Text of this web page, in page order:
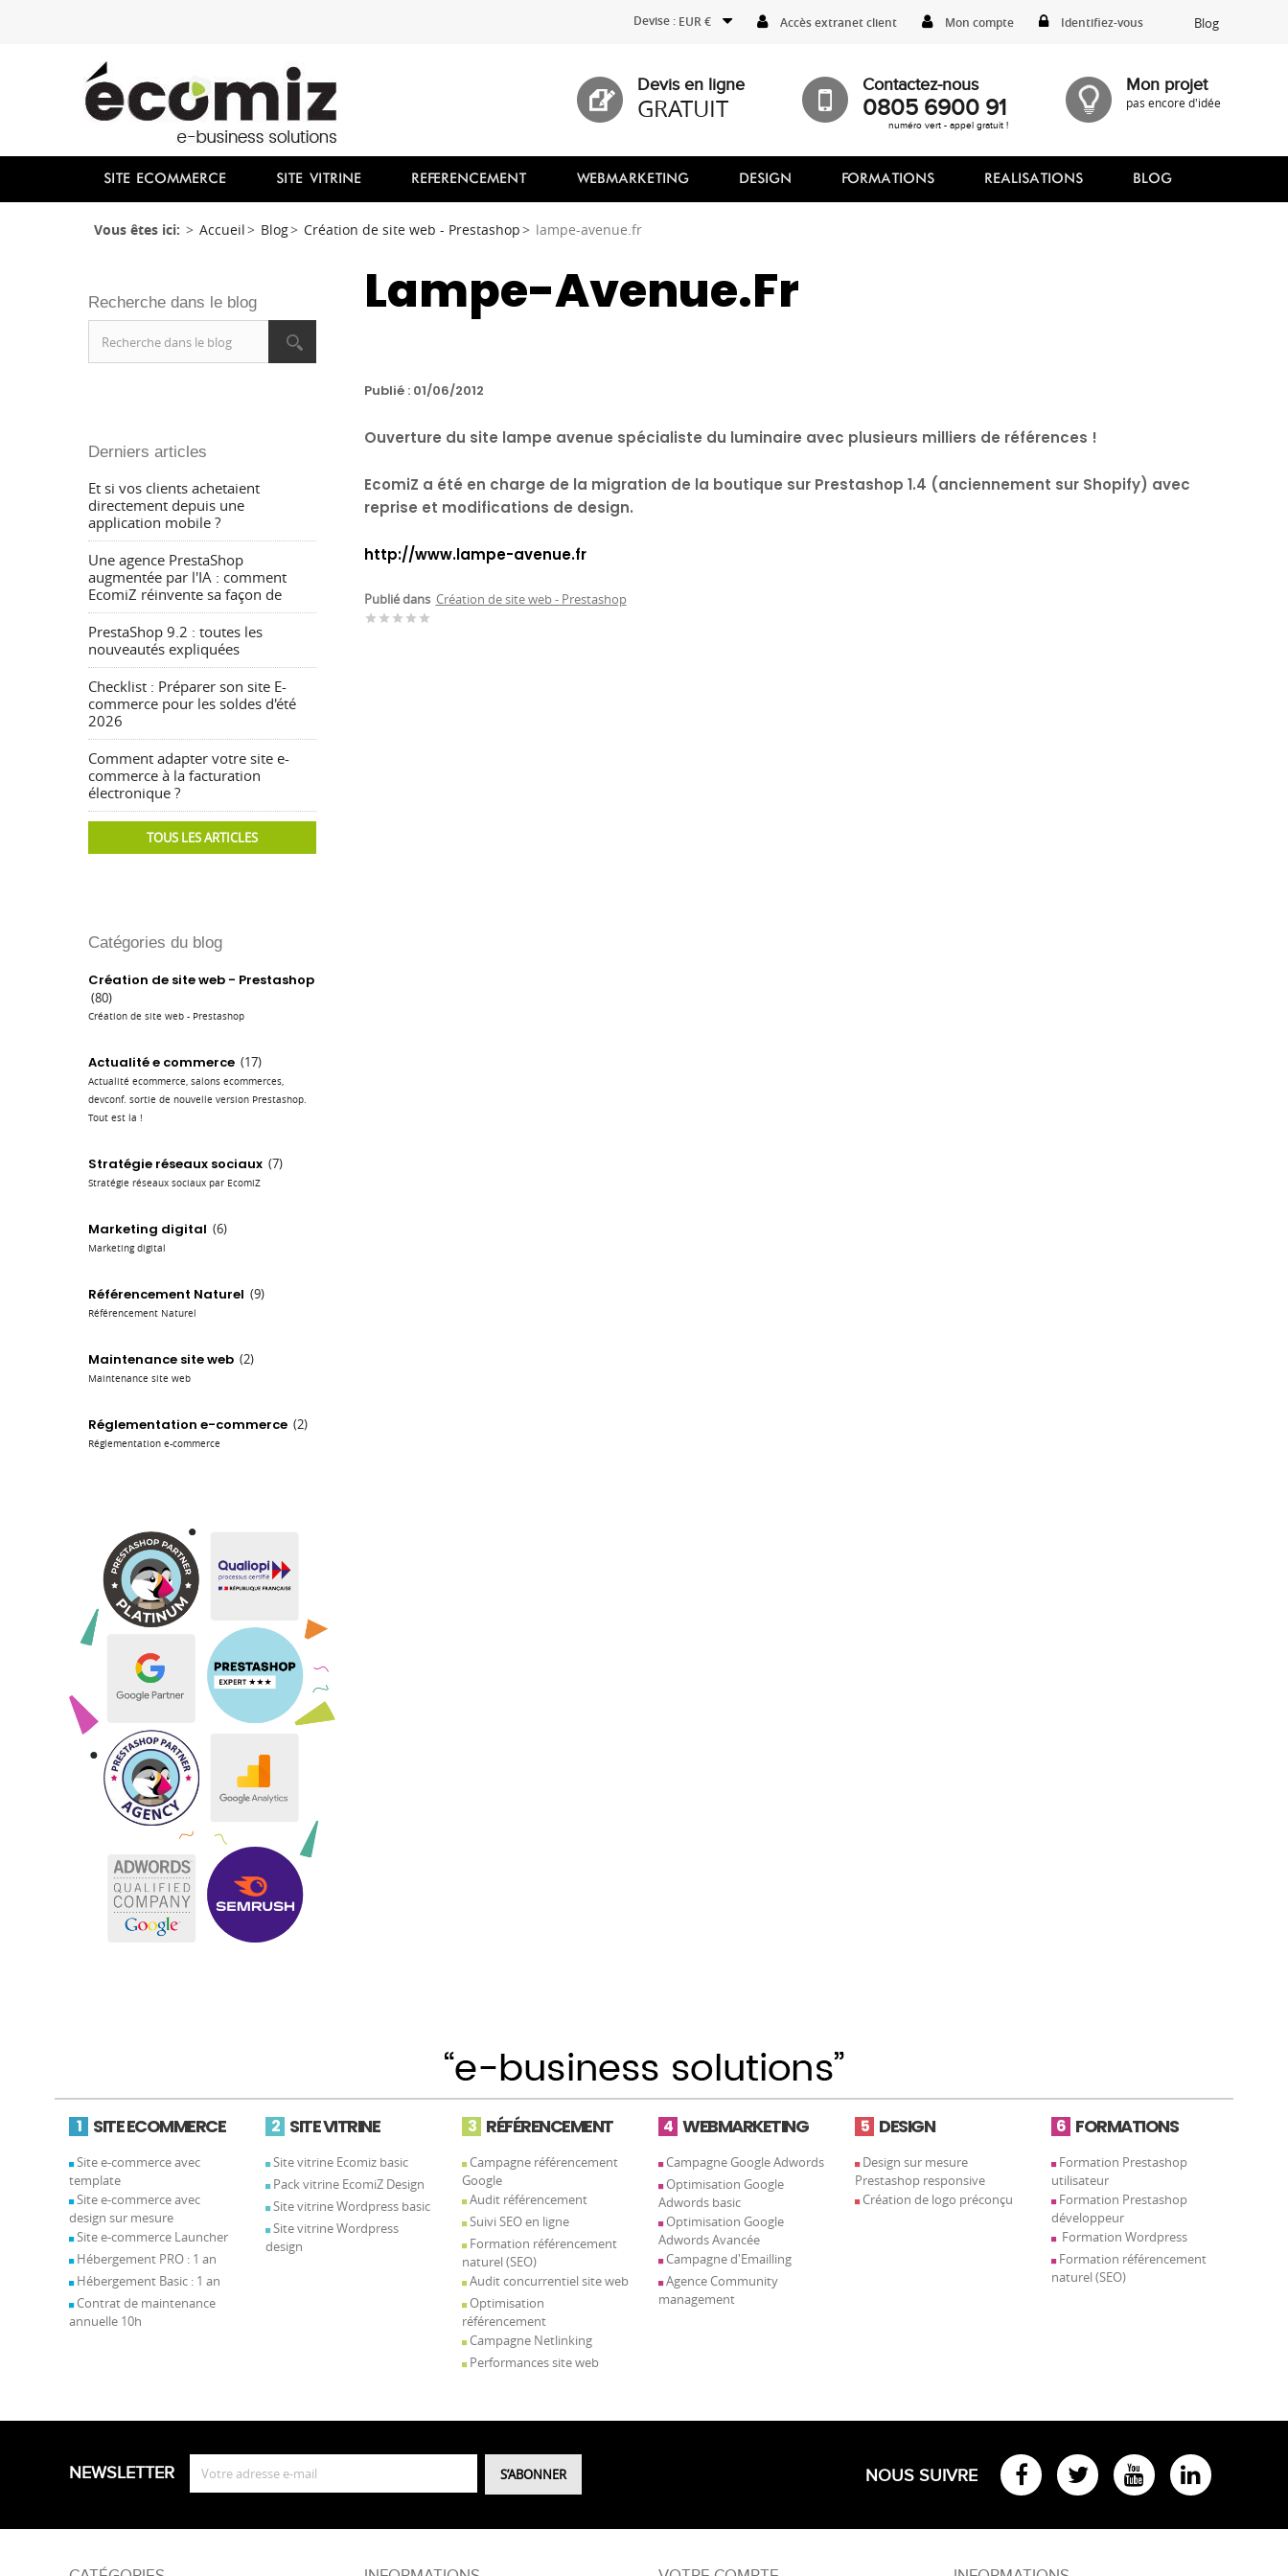
Devise : EUR € Accès extranet client Mon compte Identifiez-vous Blog
Devis en ligne
GRATUIT
Contactez-nous
0805 6900 91
numéro vert - appel gratuit !
Mon projet
pas encore d'idée
SITE ECOMMERCE SITE VITRINE REFERENCEMENT WEBMARKETING DESIGN FORMATIONS REALISATIONS BLOG
Vous êtes ici: Accueil Blog Création de site web - Prestashop lampe-avenue.fr
Recherche dans le blog
Derniers articles
Et si vos clients achetaient
directement depuis une
application mobile ?
Une agence PrestaShop
augmentée par l'IA : comment
EcomiZ réinvente sa façon de
PrestaShop 9.2 : toutes les
nouveautés expliquées
Checklist : Préparer son site E-
commerce pour les soldes d'été
2026
Comment adapter votre site e-
commerce à la facturation
électronique ?
TOUS LES ARTICLES
Catégories du blog
Création de site web - Prestashop
(80)
Création de site web - Prestashop
Actualité e commerce (17)
Actualité ecommerce, salons ecommerces,
devconf. sortie de nouvelle version Prestashop.
Tout est la !
Stratégie réseaux sociaux (7)
Stratégie réseaux sociaux par EcomiZ
Marketing digital (6)
Marketing digital
Référencement Naturel (9)
Référencement Naturel
Maintenance site web (2)
Maintenance site web
Réglementation e-commerce (2)
Réglementation e-commerce
Lampe-Avenue.fr
Publié : 01/06/2012
Ouverture du site lampe avenue spécialiste du luminaire avec plusieurs milliers de références !
EcomiZ a été en charge de la migration de la boutique sur Prestashop 1.4 (anciennement sur Shopify) avec
reprise et modifications de design.
http://www.lampe-avenue.fr
Publié dans Création de site web - Prestashop
star star star star star
1 SITE ECOMMERCE
Site e-commerce avec
template
Site e-commerce avec
design sur mesure
Site e-commerce Launcher
Hébergement PRO : 1 an
Hébergement Basic : 1 an
Contrat de maintenance
annuelle 10h
2 SITE VITRINE
Site vitrine Ecomiz basic
Pack vitrine EcomiZ Design
Site vitrine Wordpress basic
Site vitrine Wordpress
design
3 RÉFÉRENCEMENT
Campagne référencement
Google
Audit référencement
Suivi SEO en ligne
Formation référencement
naturel (SEO)
Audit concurrentiel site web
Optimisation
référencement
Campagne Netlinking
Performances site web
4 WEBMARKETING
Campagne Google Adwords
Optimisation Google
Adwords basic
Optimisation Google
Adwords Avancée
Campagne d'Emailling
Agence Community
management
5 DESIGN
Design sur mesure
Prestashop responsive
Création de logo préconçu
6 FORMATIONS
Formation Prestashop
utilisateur
Formation Prestashop
développeur
Formation Wordpress
Formation référencement
naturel (SEO)
NEWSLETTER NOUS SUIVRE